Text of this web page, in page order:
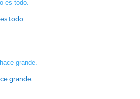
todo
grande.